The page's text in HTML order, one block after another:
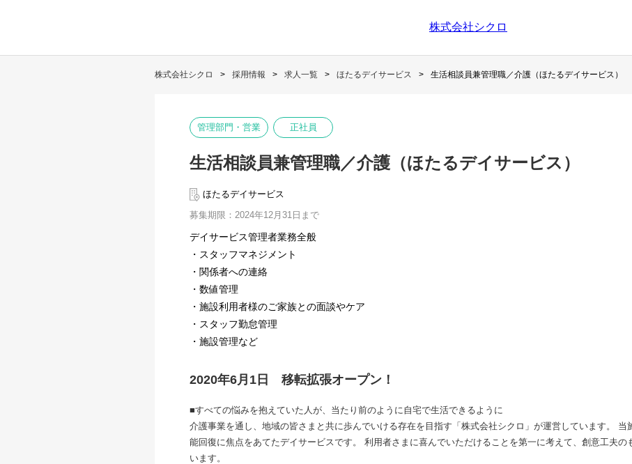
株式会社シクロ
株式会社シクロ 採用情報 求人一覧 ほたるデイサービス 生活相談員兼管理職／介護（ほたるデイサービス）
管理部門・営業 正社員
生活相談員兼管理職／介護（ほたるデイサービス）
ほたるデイサービス
募集期限：2024年12月31日まで
デイサービス管理者業務全般
・スタッフマネジメント
・関係者への連絡
・数値管理
・施設利用者様のご家族との面談やケア
・スタッフ勤怠管理
・施設管理など
2020年6月1日 移転拡張オープン！
■すべての悩みを抱えていた人が、当たり前のように自宅で生活できるように
介護事業を通し、地域の皆さまと共に歩んでいける存在を目指す「株式会社シクロ」が運営しています。 当
能回復に焦点をあてたデイサービスです。 利用者さまに喜んでいただけることを第一に考えて、創意工夫の
います。